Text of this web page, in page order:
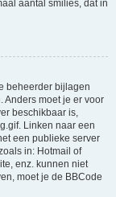
aantal smilies, dat in
beheerder bijlagen
Anders moet je er voor
beschikbaar is,
Linken naar een
een publieke server
in: Hotmail of
enz. kunnen niet
moet je de BBCode